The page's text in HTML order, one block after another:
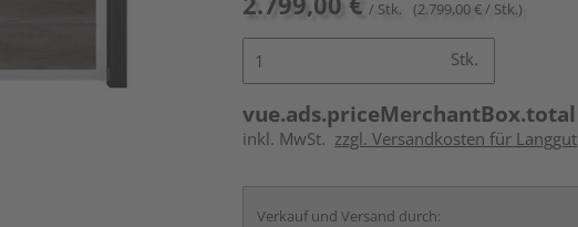
/ Stk. (2.799,00 € / Stk.)
Stk.
vue.ads.priceMerchantBox.total
inkl. MwSt. zzgl. Versandkosten für Langgut
Verkauf und Versand durch: